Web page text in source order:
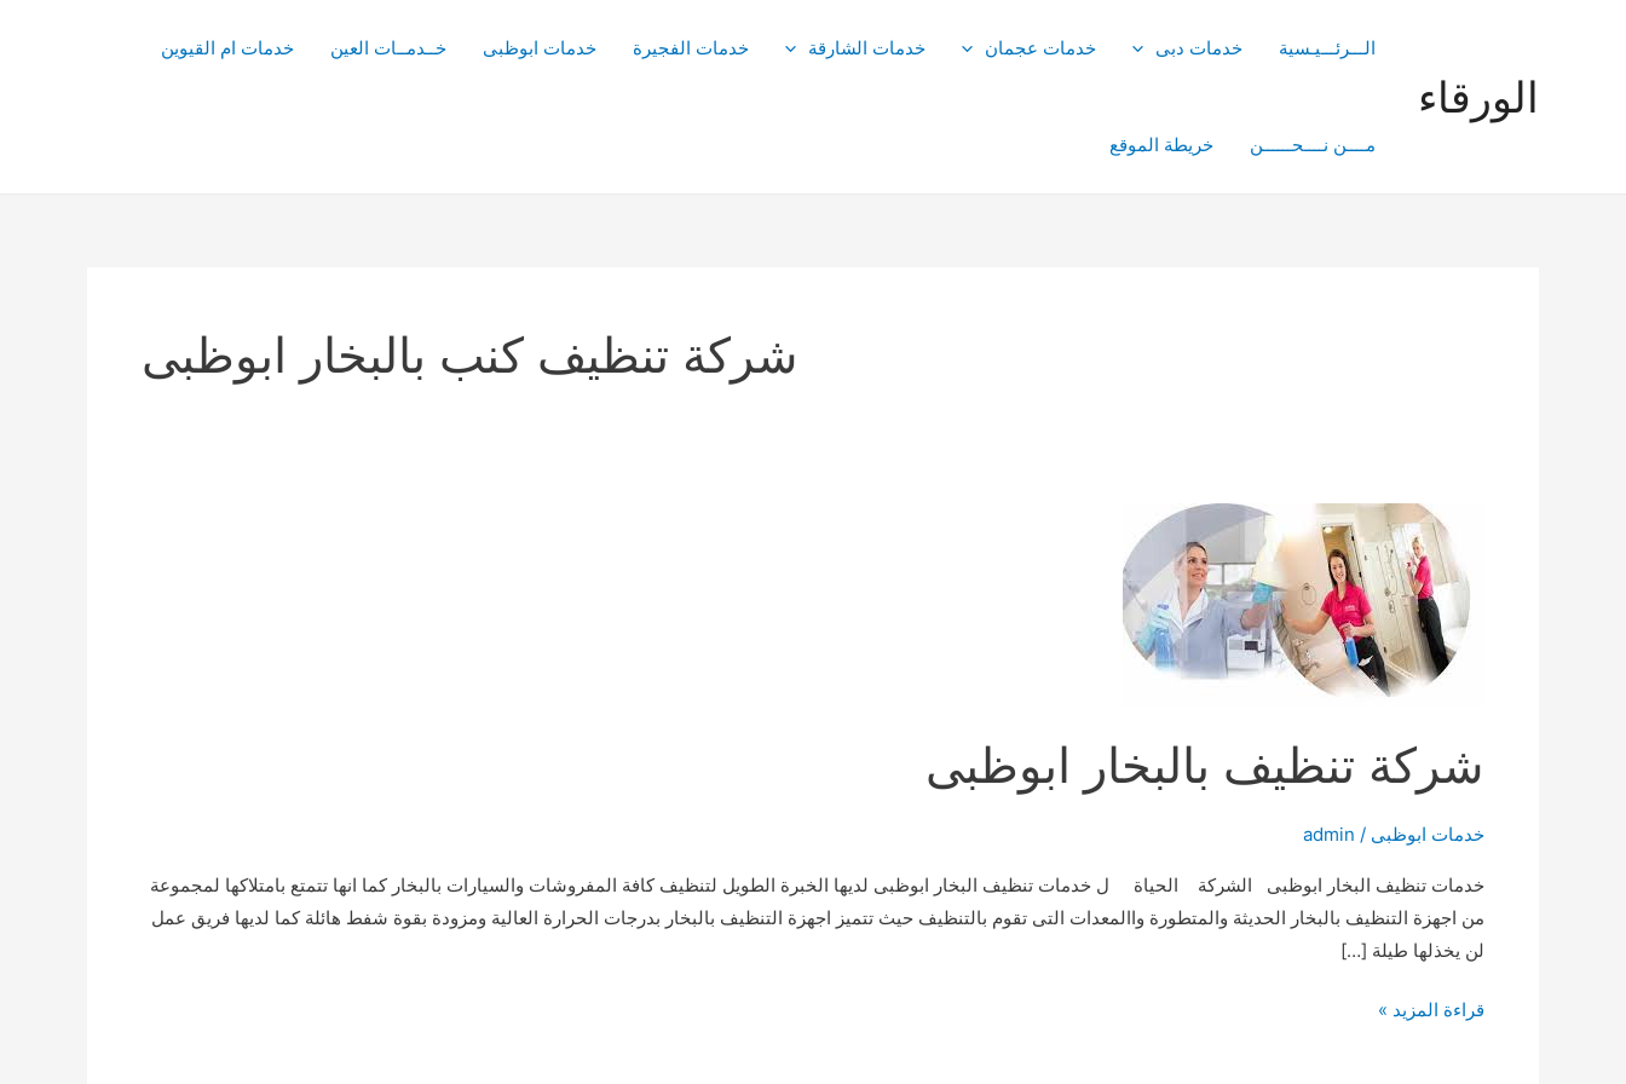
الورقاء
الـــرئـــيـسية خدمات دبى خدمات عجمان خدمات الشارقة خدمات الفجيرة خدمات ابوظبى خــدمــات العين خدمات ام القيوين
مــــن نــــحــــــن خريطة الموقع
شركة تنظيف كنب بالبخار ابوظبى
شركة تنظيف بالبخار ابوظبى
خدمات ابوظبى /
admin
خدمات تنظيف البخار ابوظبى الشركة الحياة ل خدمات تنظيف البخار ابوظبى لديها الخبرة الطويل لتنظيف كافة المفروشات والسيارات بالبخار كما انها تتمتع بامتلاكها لمجموعة
من اجهزة التنظيف بالبخار الحديثة والمتطورة واالمعدات التى تقوم بالتنظيف حيث تتميز اجهزة التنظيف بالبخار بدرجات الحرارة العالية ومزودة بقوة شفط هائلة كما لديها فريق عمل
لن يخذلها طيلة […]
شركة
قراءة المزيد »